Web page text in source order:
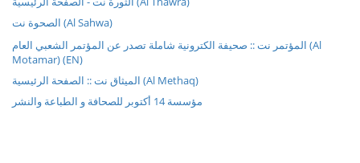
الصحوة نت (Al Sahwa)
المؤتمر نت :: صحيفة الكترونية شاملة تصدر عن المؤتمر الشعبي العام (Al
Motamar) (EN)
الميثاق نت :: الصفحة الرئيسية (Al Methaq)
مؤسسة 14 أكتوبر للصحافة و الطباعة والنشر